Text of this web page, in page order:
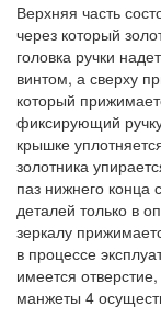
Верхняя часть
через который
головка ручки
винтом, а сверху
который
фиксирующий
крышке
золотника
паз нижнего конца
деталей только в
зеркалу
в процессе
имеется
манжеты 4